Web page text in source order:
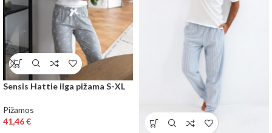
Sensis Hattie ilga pižama S-XL
Pižamos
41,46€